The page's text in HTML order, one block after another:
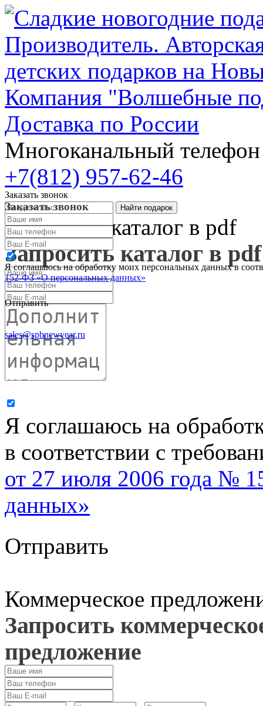
Компания "Волшебные
Доставка по России
Многоканальный
+7(812) 957-62-46
Заказать звонок
Заказать звонок
Я соглашаюсь на обработку моих персональных данных в
152-ФЗ «О персональных данных»
Отправить
sales@spbnewyear.ru
Запросить каталог в pdf
Запросить каталог в pdf
Я соглашаюсь на
в соответствии с
от 27 июля 2006 года №
данных»
Отправить
Коммерческое
Запросить
предложение